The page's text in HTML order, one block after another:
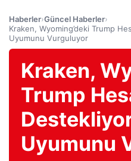
Haberler›Güncel Haberler›
Kraken, Wyoming’deki Trump
Uyumunu Vurguluyor
Kraken,
Trump
Uyumunu